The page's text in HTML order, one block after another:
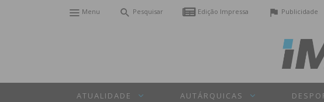
Menu Pesquisar Edição Impressa Publicidade
ATUALIDADE AUTÁRQUICAS